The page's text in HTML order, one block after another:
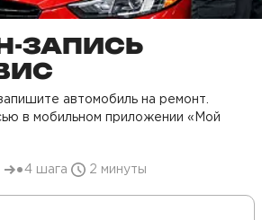
ЗАПИСЬ
автомобиль на ремонт.
в мобильном приложении «Мой
4 шага 2 минуты